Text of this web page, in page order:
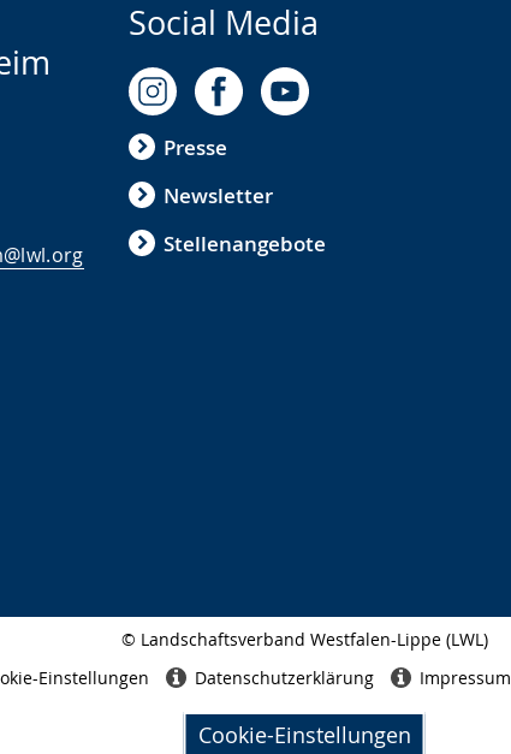
Cookie-Einstellungen
Social Media
Presse
Newsletter
Stellenangebote
© Landschaftsverband Westfalen-Lippe (LWL)
Einstellungen Datenschutzerklärung Impressum